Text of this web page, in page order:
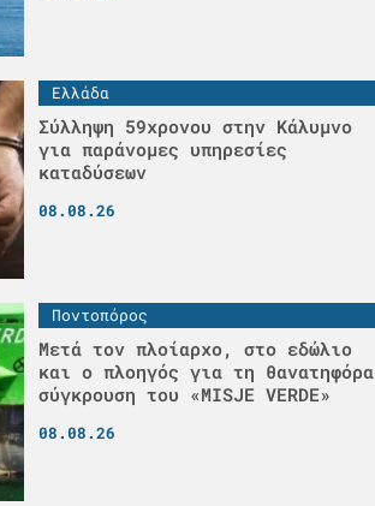
Ελλάδα
Σύλληψη 59χρονου στην Κάλυμνο
για παράνομες υπηρεσίες
καταδύσεων
08.08.26
Ποντοπόρος
Μετά τον πλοίαρχο, στο εδώλιο
και ο πλοηγός για τη θανατηφόρα
σύγκρουση του «MISJE VERDE»
08.08.26